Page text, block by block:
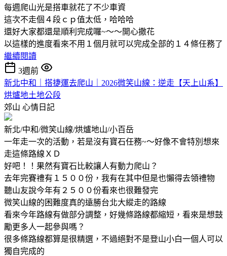
每週爬山光是搭車就花了不少車資
這次不走個４段ｃｐ值太低，哈哈哈
還好大家都還是順利完成囉~～～開心撒花
以這樣的進度看來不用１個月就可以完成全部的１４條任務了
繼續閱讀
3週前
新北中和｜搭捷運去爬山｜2026微笑山線：逆走【天上山系】
烘爐地土地公段
郊山 心情日記
新北/中和/微笑山線/烘爐地山/小百岳
一年走一次的活動，若是沒有寶石任務~～好像不會特別想來
走這條路線ＸＤ
好吧！！果然有寶石比較讓人有動力爬山？
去年完賽禮有１５００份，我有在其中但是也懶得去領禮物
聽山友說今年有２５００份看來也很難發完
微笑山線的困難度真的遠勝台北大縱走的路線
看來今年路線有做部分調整，好幾條路線都縮短，看來是想鼓
勵更多人一起參與嗎？
很多條路線都算是很精選，不過絕對不是登山小白一個人可以
獨自完成的